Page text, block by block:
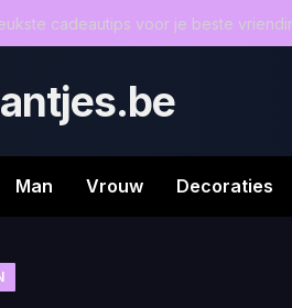
cadeautips voor je beste
Man Vrouw Decoraties